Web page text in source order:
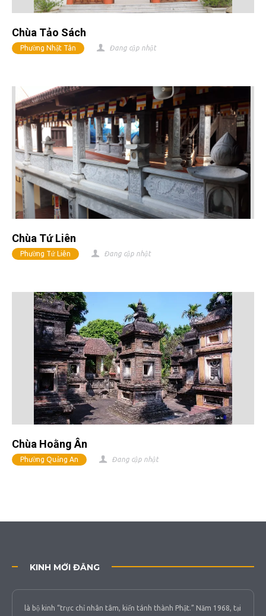
Chùa Tảo Sách
Phường Nhật Tân Đang cập nhật
Chùa Tứ Liên
Phường Tứ Liên Đang cập nhật
Chùa Hoằng Ân
Phường Quảng An Đang cập nhật
KINH MỚI ĐĂNG
là bộ kinh “trực chỉ nhân tâm, kiến tánh thành Phật.” Năm 1968, tại